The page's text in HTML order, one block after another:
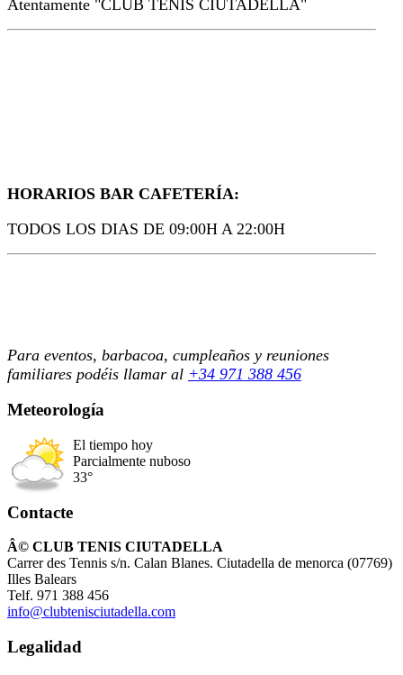
Atentamente "CLUB TENIS CIUTADELLA"
HORARIOS BAR CAFETERÍA:
TODOS LOS DIAS DE 09:00H A 22:00H
Para eventos, barbacoa, cumpleaños y reuniones
familiares podéis llamar al +34 971 388 456
Meteorología
El tiempo hoy
Parcialmente nuboso
33°
Contacte
Â© CLUB TENIS CIUTADELLA
Carrer des Tennis s/n. Calan Blanes. Ciutadella de menorca (07769)
Illes Balears
Telf. 971 388 456
info@clubtenisciutadella.com
Legalidad